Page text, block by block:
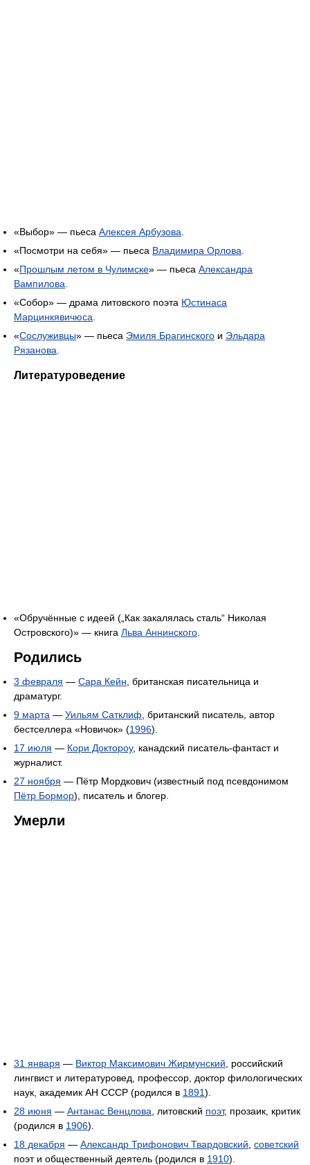
«Выбор» — пьеса Алексея Арбузова
«Посмотри на себя» — пьеса Владимира Орлова
«Прошлым летом в Чулимске» — пьеса Александра
Вампилова
«Собор» — драма литовского поэта Юстинаса
Марцинкявичюса
«Сослуживцы» — пьеса Эмиля Брагинского и Эльдара
Рязанова
Литературоведение
«Обручённые с идеей („Как закалялась сталь“ Николая
Островского)» — книга Льва Аннинского
Родились
3 февраля — Сара Кейн , британская писательница и
драматург.
9 марта — Уильям Сатклиф , британский писатель, автор
бестселлера «Новичок» (1996).
17 июля — Кори Доктороу, канадский писатель-фантаст и
журналист.
27 ноября — Пётр Мордкович (известный под псевдонимом
Пётр Бормор), писатель и блогер.
Умерли
31 января — Виктор Максимович Жирмунский , российский
лингвист и литературовед, профессор, доктор филологических
наук, академик АН СССР (родился в 1891).
28 июня — Антанас Венцлова , литовский поэт, прозаик, критик
(родился в 1906).
18 декабря — Александр Трифонович Твардовский советский
поэт и общественный деятель (родился в 1910).